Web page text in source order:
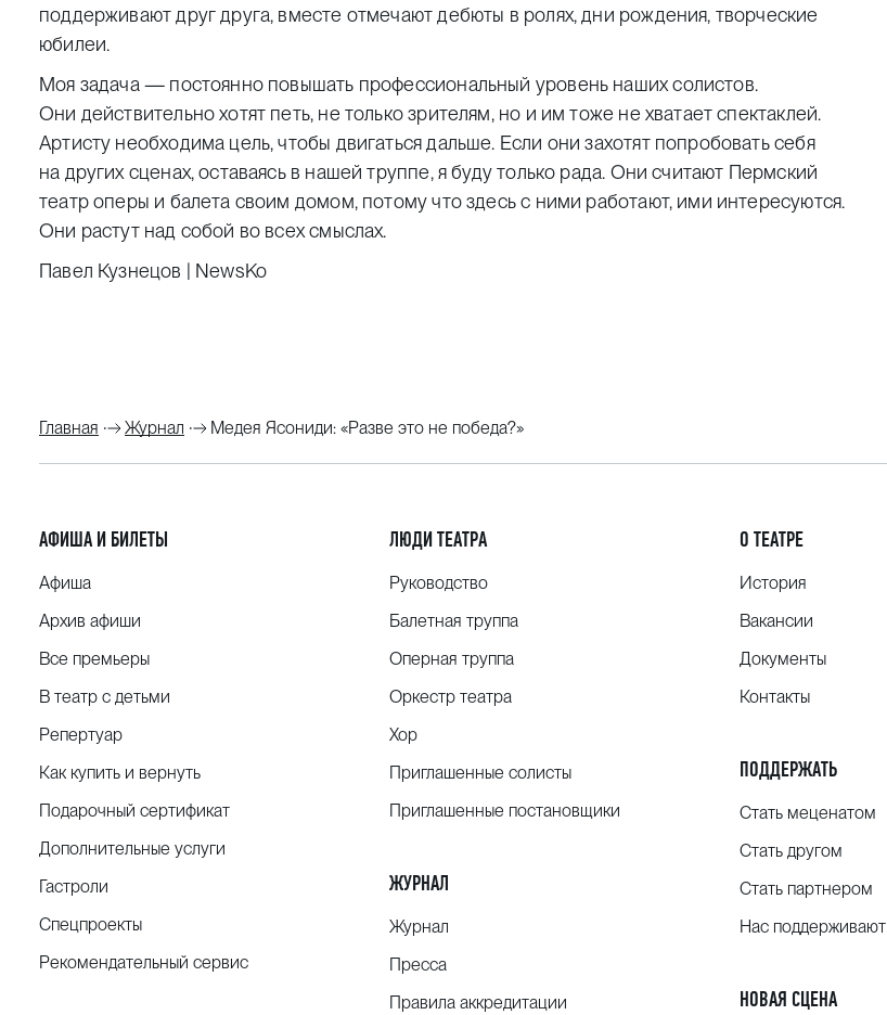
поддерживают друг друга, вместе отмечают дебюты в ролях, дни рождения, творческие
юбилеи.
Моя задача — постоянно повышать профессиональный уровень наших солистов.
Они действительно хотят петь, не только зрителям, но и им тоже не хватает спектаклей.
Артисту необходима цель, чтобы двигаться дальше. Если они захотят попробовать себя
на других сценах, оставаясь в нашей труппе, я буду только рада. Они считают Пермский
театр оперы и балета своим домом, потому что здесь с ними работают, ими интересуются.
Они растут над собой во всех смыслах.
Павел Кузнецов | NewsKo
Главная Журнал Медея Ясониди: «Разве это не победа?»
АФИША И БИЛЕТЫ
Афиша
Архив афиши
Все премьеры
В театр с детьми
Репертуар
Как купить и вернуть
Подарочный сертификат
Дополнительные услуги
Гастроли
Спецпроекты
Рекомендательный сервис
ЛЮДИ ТЕАТРА
Руководство
Балетная труппа
Оперная труппа
Оркестр театра
Хор
Приглашенные солисты
Приглашенные постановщики
ЖУРНАЛ
Журнал
Пресса
Правила аккредитации
О ТЕАТРЕ
История
Вакансии
Документы
Контакты
ПОДДЕРЖАТЬ
Стать меценатом
Стать другом
Стать партнером
Нас поддерживают
НОВАЯ СЦЕНА